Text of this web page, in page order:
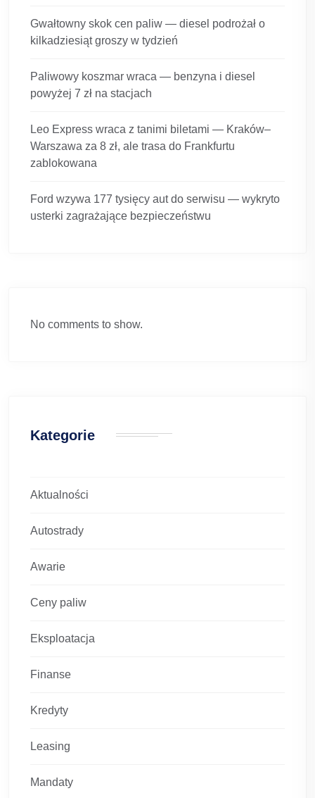
Gwałtowny skok cen paliw — diesel podrożał o
kilkadziesiąt groszy w tydzień
Paliwowy koszmar wraca — benzyna i diesel
powyżej 7 zł na stacjach
Leo Express wraca z tanimi biletami — Kraków–
Warszawa za 8 zł, ale trasa do Frankfurtu
zablokowana
Ford wzywa 177 tysięcy aut do serwisu — wykryto
usterki zagrażające bezpieczeństwu
No comments to show.
Kategorie
Aktualności
Autostrady
Awarie
Ceny paliw
Eksploatacja
Finanse
Kredyty
Leasing
Mandaty